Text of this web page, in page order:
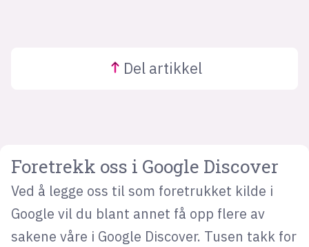
Del artikkel
Foretrekk oss i Google Discover
Ved å legge oss til som foretrukket kilde i
Google vil du blant annet få opp flere av
sakene våre i Google Discover. Tusen takk for